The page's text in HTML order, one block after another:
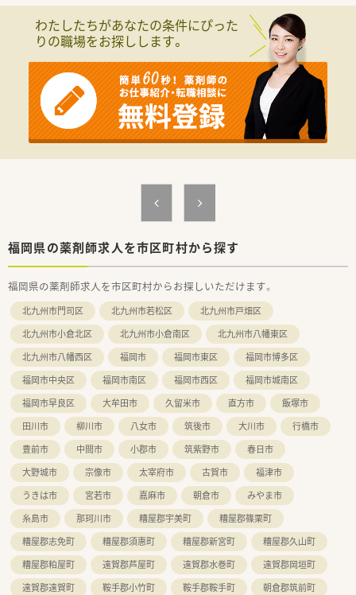
■体制強化のための急募案件であり、在宅業務や加算取得に対し
て前向きに取り組める方を求めています。
■患者様とのコミュニケーションを大切にし、トレーシングレポ
■経験が浅い方でも、自ら学ぶ姿勢がありチームワークを大切に
できる方なら積極的に採用いたします。
【法人特徴について】
■福岡県を中心に116店舗を展開する九州最大手の法人で、多様
な店舗形態での経験が積める環境です。
■最新の調剤機器や処方箋送信アプリを積極的に導入し、薬剤師
■全社員の残業ゼロを目指すなど、従業員の満足度が患者様の満
足に繋がるという理念を掲げています。
■正社員の募集で想定年収は440万円から550万円となり、経験
やスキルを正当に評価し決定します。
80％以上と非常に高い水準を誇ります。
■各種手当が充実しており、住宅手当や役職手当のほか、家族手
当などの福利厚生も手厚く整っています。
わたしたちがあなたの条件にぴった
りの職場をお探しします。
福岡県の薬剤師求人を市区町村から探す
福岡県の薬剤師求人を市区町村からお探しいただけます。
北九州市門司区 北九州市若松区
北九州市戸畑区
北九州市小倉北区
北九州市小倉南区
北九州市八幡東区
北九州市八幡西区
福岡市 福岡市東区
福岡市博多区
福岡市中央区
福岡市南区 福岡市西区
福岡市城南区
福岡市早良区
大牟田市 久留米市 直方市
飯塚市
田川市
柳川市 八女市 筑後市 大川市
行橋市
豊前市
中間市 小郡市 筑紫野市
春日市
大野城市
宗像市 太宰府市 古賀市
福津市
うきは市
宮若市 嘉麻市 朝倉市
みやま市
糸島市
那珂川市 糟屋郡宇美町
糟屋郡篠栗町
糟屋郡志免町
糟屋郡須惠町 糟屋郡新宮町
糟屋郡久山町
糟屋郡粕屋町
遠賀郡芦屋町 遠賀郡水巻町
遠賀郡岡垣町
遠賀郡遠賀町
鞍手郡小竹町 鞍手郡鞍手町
朝倉郡筑前町